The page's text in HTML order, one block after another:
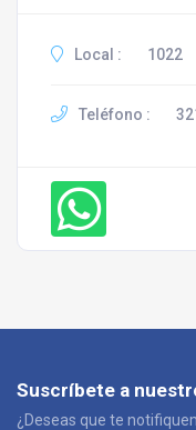
Local : 1022
Teléfono :
Suscríbete a
¿Deseas que te